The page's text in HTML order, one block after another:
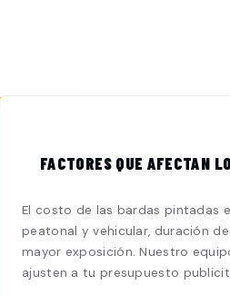
FACTORES QUE AFECTAN
El costo de las bardas pintadas
peatonal y vehicular, duración
mayor exposición. Nuestro
ajusten a tu presupuesto